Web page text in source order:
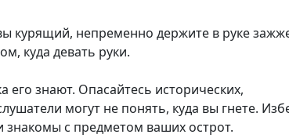
курящий, непременно держите в руке
куда девать руки.
его знают. Опасайтесь исторических,
могут не понять, куда вы гнете.
знакомы с предметом ваших острот.